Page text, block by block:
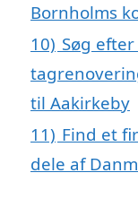
Bornholms
10) Søg
til Aakirkeby
11) Find et
dele af